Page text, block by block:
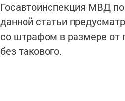
Госавтоинспекция МВД
данной статьи
со штрафом в размере от
без такового.